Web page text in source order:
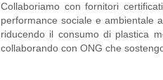
Collaboriamo con fornitori certificati
performance sociale e ambientale
riducendo il consumo di plastica
collaborando con ONG che